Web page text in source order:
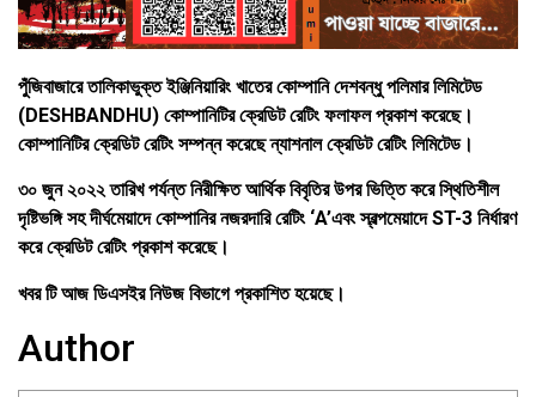
পুঁজিবাজারে তালিকাভুক্ত ইঞ্জিনিয়ারিং খাতের কোম্পানি দেশবন্ধু পলিমার লিমিটেড
(DESHBANDHU) কোম্পানিটির ক্রেডিট রেটিং ফলাফল প্রকাশ করেছে।
কোম্পানিটির ক্রেডিট রেটিং সম্পন্ন করেছে ন্যাশনাল ক্রেডিট রেটিং লিমিটেড।
৩০ জুন ২০২২ তারিখ পর্যন্ত নিরীক্ষিত আর্থিক বিবৃতির উপর ভিত্তি করে স্থিতিশীল
দৃষ্টিভঙ্গি সহ দীর্ঘমেয়াদে কোম্পানির নজরদারি রেটিং ‘A’এবং স্বল্পমেয়াদে ST-3 নির্ধারণ
করে ক্রেডিট রেটিং প্রকাশ করেছে।
খবর টি আজ ডিএসইর নিউজ বিভাগে প্রকাশিত হয়েছে।
Author